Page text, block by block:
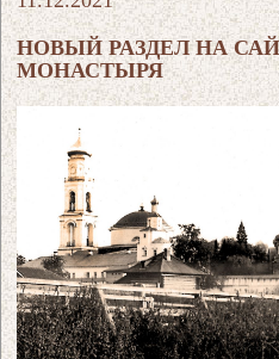
НОВЫЙ РАЗДЕЛ НА
МОНАСТЫРЯ